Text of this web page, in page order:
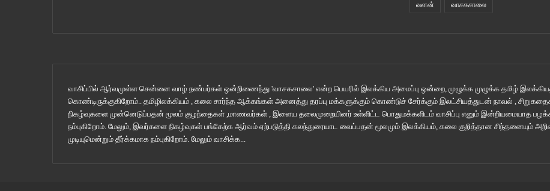
வளன் வாசகசாலை
வாசிப்பில் ஆர்வமுள்ள சென்னை வாழ் நண்பர்கள் ஒன்றிணைந்து 'வாசகசாலை' என்ற பெயரில் இலக்கிய அமைப்பு ஒன்றை, முழுக்க முழுக்க தமிழ்
கொண்டிருக்குகிறோம்.. தமிழிலக்கியம் , கலை சார்ந்த ஆக்கங்கள் அனைத்து தரப்பு மக்களுக்கும் கொண்டுச் சேர்க்கும் இலட்சியத்துடன் நாவல் ,
நிகழ்வுகளை முன்னெடுப்பதன் மூலம் குழந்தைகள் ,மாணவர்கள் , இளைய தலைமுறையினர் உள்ளிட்ட பொதுமக்களிடம் வாசிப்பு எனும் இன்றியமையாத
நம்புகிறோம். மேலும், இவர்களை நிகழ்வுகள் பங்கேற்க ஆர்வம் ஏற்படுத்தி கலந்துரையாட வைப்பதன் மூலமும் இலக்கியம், கலை குறித்தான சிந்தனையும்
முடியுமென்றும் தீர்க்கமாக நம்புகிறோம். மேலும் வாசிக்க...